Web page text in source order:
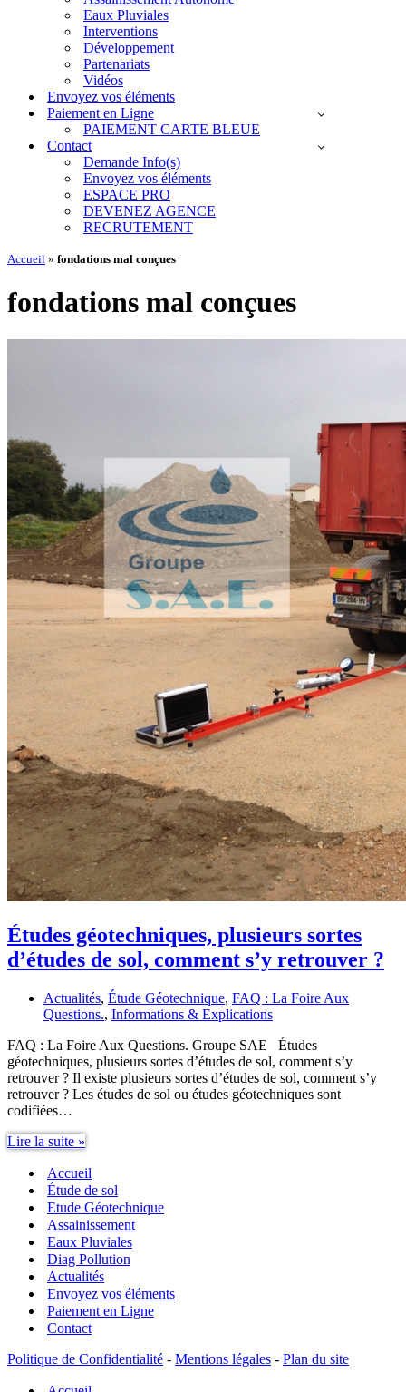
Eaux Pluviales
Interventions
Développement
Partenariats
Vidéos
Envoyez vos éléments
Paiement en Ligne
PAIEMENT CARTE BLEUE
Contact
Demande Info(s)
Envoyez vos éléments
ESPACE PRO
DEVENEZ AGENCE
RECRUTEMENT
Accueil » fondations mal conçues
fondations mal conçues
Études géotechniques, plusieurs sortes
d’études de sol, comment s’y retrouver ?
Actualités, Étude Géotechnique, FAQ : La Foire Aux
Questions., Informations & Explications
FAQ : La Foire Aux Questions. Groupe SAE Études
géotechniques, plusieurs sortes d’études de sol, comment s’y
retrouver ? Il existe plusieurs sortes d’études de sol, comment s’y
retrouver ? Les études de sol ou études géotechniques sont
codifiées…
Lire la suite »
plusieurs
sortes
d’études
de
sol,
comment
s’y
retrouver
?
Accueil
Étude de sol
Etude Géotechnique
Assainissement
Eaux Pluviales
Diag Pollution
Actualités
Envoyez vos éléments
Paiement en Ligne
Contact
Politique de Confidentialité - Mentions légales - Plan du site